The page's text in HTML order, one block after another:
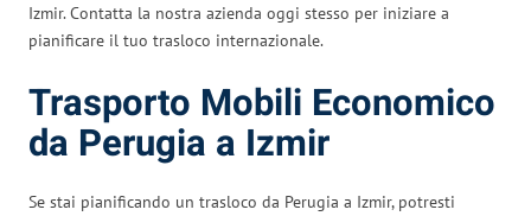
Izmir. Contatta la nostra azienda oggi stesso per iniziare a
pianificare il tuo trasloco internazionale.
Trasporto Mobili Economico
da Perugia a Izmir
Se stai pianificando un trasloco da Perugia a Izmir, potresti